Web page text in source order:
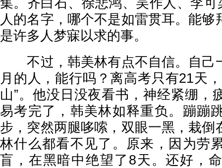
集。齐白石、徐悲鸿、吴作人、李
人的名字，哪个不是如雷贯耳。能够
是许多人梦寐以求的事。
不过，韩美林有点不自信。自己
月的人，能行吗？离高考只有21天
山”。他没日没夜看书，神经紧绷，
易考完了，韩美林如释重负。蹦蹦
步，突然两腿哆嗦，双眼一黑，栽倒
林什么都看不见了。原来，因为劳
盲，在黑暗中绝望了8天。还好，